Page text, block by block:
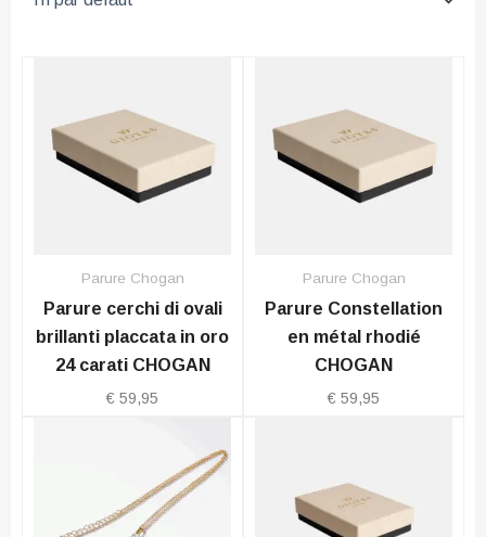
Parure Chogan
Parure cerchi di ovali
brillanti placcata in oro
24 carati CHOGAN
€ 59,95
Parure Chogan
Parure Constellation
en métal rhodié
CHOGAN
€ 59,95